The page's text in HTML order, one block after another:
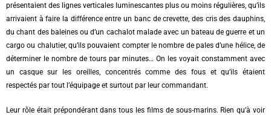
présentaient des lignes verticales luminescantes plus ou moins régulières, qu’ils
arrivaient à faire la différence entre un banc de crevette, des cris des dauphins,
du chant des baleines ou d’un cachalot malade avec un bateau de guerre et un
cargo ou chalutier, qu’ils pouvaient compter le nombre de pales d’une hélice, de
déterminer le nombre de tours par minutes… On les voyait constamment avec
un casque sur les oreilles, concentrés comme des fous et qu’ils étaient
respectés par tout l’équipage et surtout par leur commandant.
Leur rôle était prépondérant dans tous les films de sous-marins. Rien qu’à voir